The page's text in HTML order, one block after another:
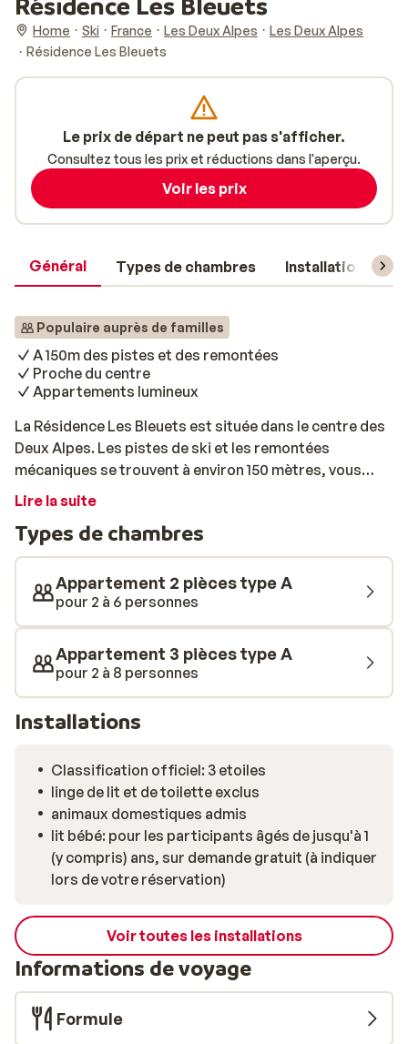
Home Ski France Les Deux Alpes
Les Deux Alpes
Résidence Les Bleuets
Général Types de chambres Installations
Populaire auprès de familles
A 150m des pistes et des remontées
Proche du centre
Appartements lumineux
La Résidence Les Bleuets est située dans le centre des
Deux Alpes. Les pistes de ski et les remontées
mécaniques se trouvent à environ 150 mètres, vous
pourrez donc vous retrouver sur la poudreuse en un
sont meublés dans un style plutôt simple, mais vous
garantissent tout le confort nécessaire à un agréable
séjour. Après une bonne journée sur les pistes, vous
pourrez profiter du centre de la station et de ses
nombreux restaurants et bars. Bon séjour!
Lire la suite
Types de chambres
Appartement 2 pièces type A
pour 2 à 6 personnes
Appartement 3 pièces type A
pour 2 à 8 personnes
Installations
Classification officiel: 3 etoiles
linge de lit et de toilette exclus
animaux domestiques admis
lit bébé: pour les participants âgés de jusqu'à 1
(y compris) ans, sur demande gratuit (à indiquer
lors de votre réservation)
Voir toutes les installations
Informations de voyage
Formule
Le prix de départ ne peut pas s'afficher.
Consultez tous les prix et réductions dans l'aperçu.
Voir les prix